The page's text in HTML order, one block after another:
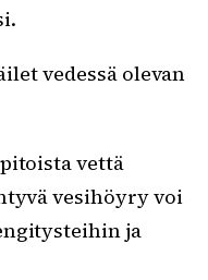
vedessä olevan
vettä
vesihöyry voi
ja